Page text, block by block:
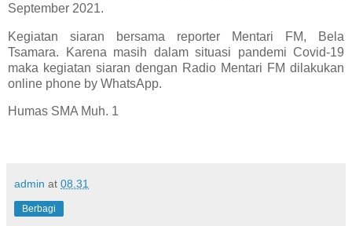
September 2021.
Kegiatan siaran bersama reporter Mentari FM, Bela
Tsamara. Karena masih dalam situasi pandemi Covid-19
maka kegiatan siaran dengan Radio Mentari FM dilakukan
online phone by WhatsApp.
Humas SMA Muh. 1
admin at 08.31
Berbagi